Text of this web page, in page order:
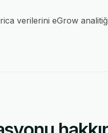
verilerini eGrow